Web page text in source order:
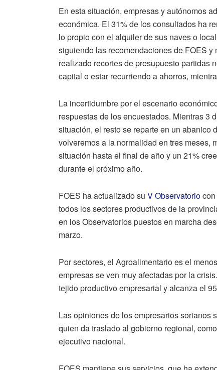
En esta situación, empresas y autónomos
económica. El 31% de los consultados ha
lo propio con el alquiler de sus naves o
siguiendo las recomendaciones de FOES
realizado recortes de presupuesto partidas
capital o estar recurriendo a ahorros,
La incertidumbre por el escenario
respuestas de los encuestados. Mientras 3
situación, el resto se reparte en un abanico
volveremos a la normalidad en tres meses,
situación hasta el final de año y un 21%
durante el próximo año.
FOES ha actualizado su V Observatorio
todos los sectores productivos de la
en los Observatorios puestos en marcha
marzo.
Por sectores, el Agroalimentario es el
empresas se ven muy afectadas por la
tejido productivo empresarial y alcanza el
Las opiniones de los empresarios sorianos
quien da traslado al gobierno regional,
ejecutivo nacional.